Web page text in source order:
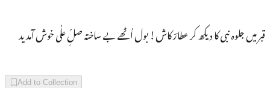
قبر میں جلوہ نبی کا دیکھ کر عطارؔ کاش! بول اُٹھے بے ساختہ صلِّ علٰی خوش آمدید
Add to Collection